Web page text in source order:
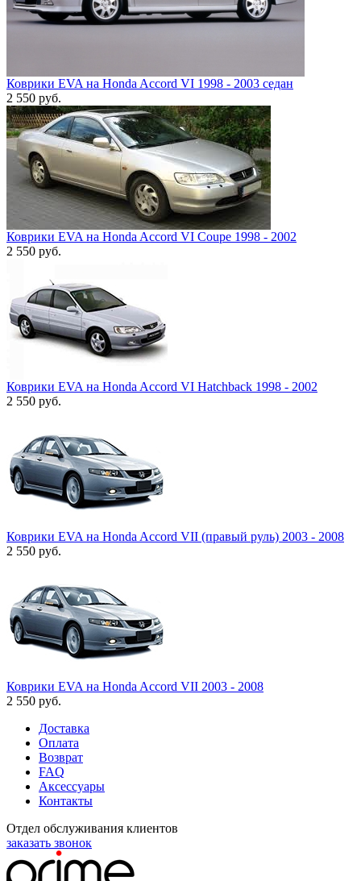
Коврики EVA на Honda Accord VI 1998 - 2003 седан
2 550 руб.
Коврики EVA на Honda Accord VI Coupe 1998 - 2002
2 550 руб.
Коврики EVA на Honda Accord VI Hatchback 1998 - 2002
2 550 руб.
Коврики EVA на Honda Accord VII (правый руль) 2003 - 2008
2 550 руб.
Коврики EVA на Honda Accord VII 2003 - 2008
2 550 руб.
Доставка
Оплата
Возврат
FAQ
Аксессуары
Контакты
Отдел обслуживания клиентов
заказать звонок